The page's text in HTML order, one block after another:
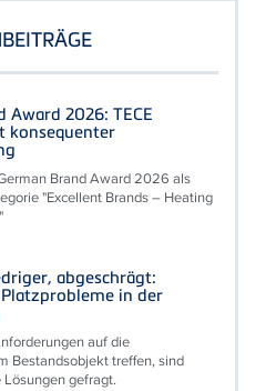
Award 2026: TECE
konsequenter
Brand Award 2026 als
"Excellent Brands – Heating
abgeschrägt:
in der
auf die
Bestandsobjekt treffen, sind
gefragt.